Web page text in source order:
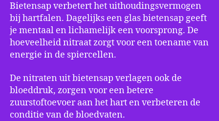
Bietensap verbetert het uithoudingsvermogen
bij hartfalen. Dagelijks een glas bietensap geeft
je mentaal en lichamelijk een voorsprong. De
hoeveelheid nitraat zorgt voor een toename van
energie in de spiercellen.
De nitraten uit bietensap verlagen ook de
bloeddruk, zorgen voor een betere
zuurstoftoevoer aan het hart en verbeteren de
conditie van de bloedvaten.